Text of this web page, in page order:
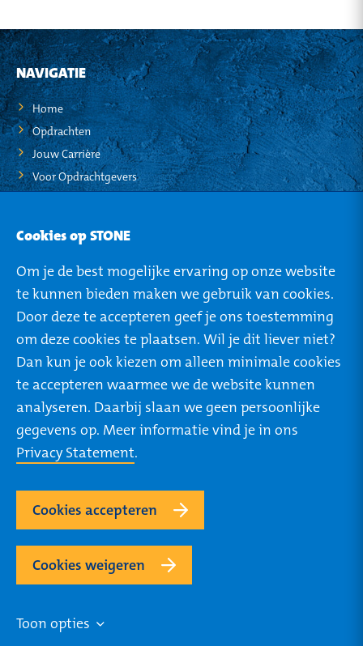
Cookies op STONE
Om je de best mogelijke ervaring op onze website
te kunnen bieden maken we gebruik van cookies.
Door deze te accepteren geef je ons toestemming
om deze cookies te plaatsen. Wil je dit liever niet?
Dan kun je ook kiezen om alleen minimale cookies
te accepteren waarmee we de website kunnen
analyseren. Daarbij slaan we geen persoonlijke
gegevens op. Meer informatie vind je in ons
Privacy Statement.
Cookies accepteren
Cookies weigeren
Toon opties
ROTTERDAM
Rivium Boulevard 46
2909 LK Capelle a/d
IJssel
+31 (0) 85 273 64 27
Routebeschrijving
TILBURG
Ringbaan West 304
Routebeschrijving
NAVIGATIE
Home
Opdrachten
Jouw Carrière
Voor Opdrachtgevers
STO-NEWS
Mijn STONE
Privacy
Volg
LinkedInTwitterFacebook